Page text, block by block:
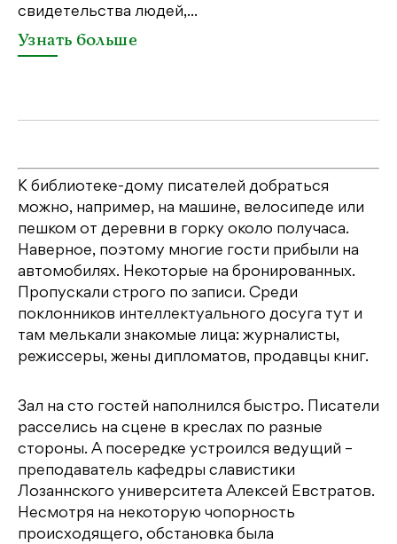
свидетельства людей,...
Узнать больше
К библиотеке-дому писателей добраться
можно, например, на машине, велосипеде или
пешком от деревни в горку около получаса.
Наверное, поэтому многие гости прибыли на
автомобилях. Некоторые на бронированных.
Пропускали строго по записи. Среди
поклонников интеллектуального досуга тут и
там мелькали знакомые лица: журналисты,
режиссеры, жены дипломатов, продавцы книг.
Зал на сто гостей наполнился быстро. Писатели
расселись на сцене в креслах по разные
стороны. А посередке устроился ведущий –
преподаватель кафедры славистики
Лозаннского университета Алексей Евстратов.
Несмотря на некоторую чопорность
происходящего, обстановка была